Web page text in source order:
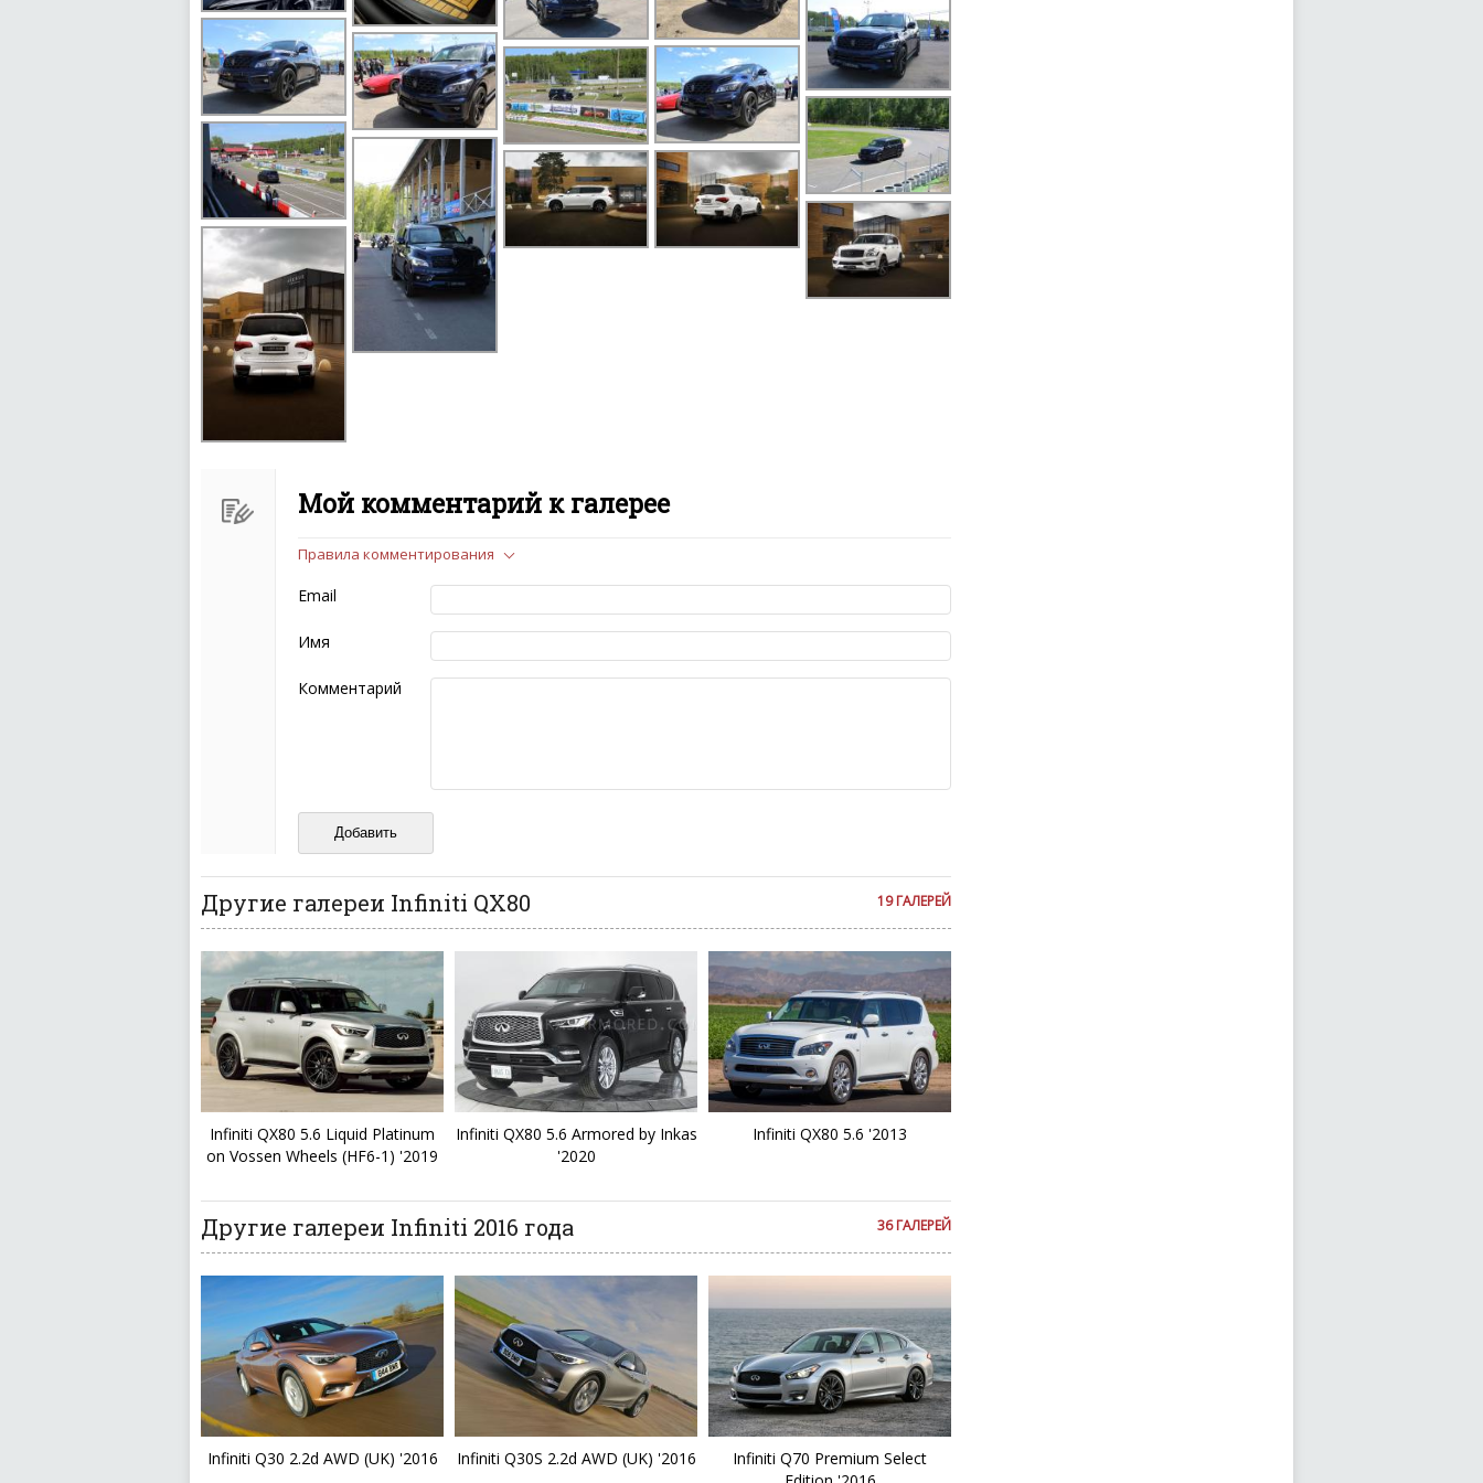
Мой комментарий к галерее
Чтобы ваш комментарий был опубликован на сайте, вам нужно придерживаться
следующих правил:
Комментарий не может быть слишком короткой — избегайте односложных и чисто
эмоциональных высказываний.
Не стоит отклоняться от предмета обсуждения.
Пожалуйста, не используйте в комментарие оскорбления и нецензурную лексику, а
также призывы к насилию и высказывания, направленные на разжигание расовой,
Не размещайте рекламу!
И запаситесь терпением, все комментарии публикуются только после модерации, поэтому
ваш отзыв может появиться на сайте с некоторым опозданием.
Правила комментирования
Email
Имя
Комментарий
19 ГАЛЕРЕЙ
Другие галереи Infiniti QX80
Infiniti QX80 5.6 Liquid Platinum
on Vossen Wheels (HF6-1) '2019
Infiniti QX80 5.6 Armored by Inkas
'2020
Infiniti QX80 5.6 '2013
36 ГАЛЕРЕЙ
Другие галереи Infiniti 2016 года
Infiniti Q30 2.2d AWD (UK) '2016 Infiniti Q30S 2.2d AWD (UK) '2016
Infiniti Q70 Premium Select